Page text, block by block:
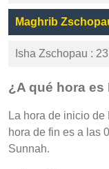
Maghrib
Isha Zschopau :
¿A qué hora
La hora de inicio
hora de fin es a las
Sunnah.